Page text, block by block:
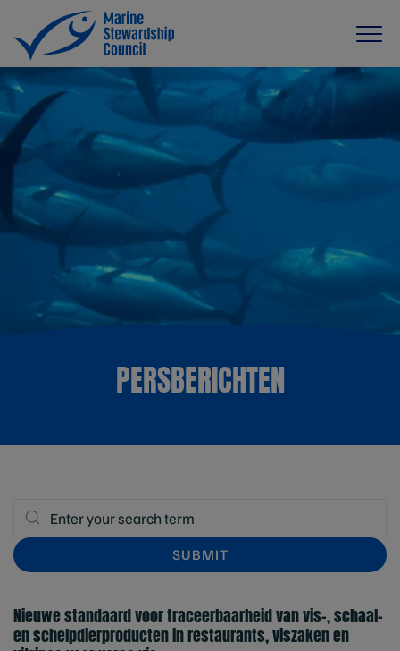
PERSBERICHTEN
Nieuwe standaard voor traceerbaarheid van vis-, schaal-
en schelpdierproducten in restaurants, viszaken en